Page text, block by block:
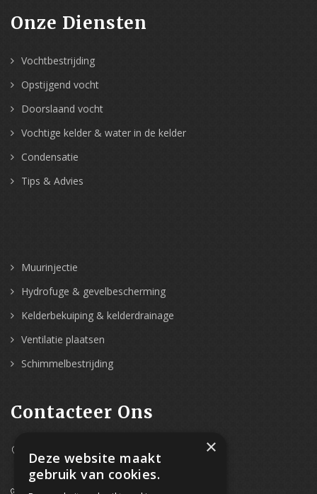
Onze Diensten
Vochtbestrijding
Opstijgend vocht
Doorslaand vocht
Vochtige kelder & water in de kelder
Condensatie
Tips & Advies
Muurinjectie
Hydrofuge & gevelbescherming
Kelderbekuiping & kelderdrainage
Ventilatie plaatsen
Schimmelbestrijding
Contacteer Ons
Westpoort 37B,
2070 Zwijndrecht
×
Deze website maakt
gebruik van cookies.